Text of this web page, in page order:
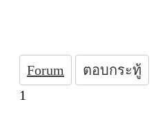
Forum
ตอบกระทู้
1